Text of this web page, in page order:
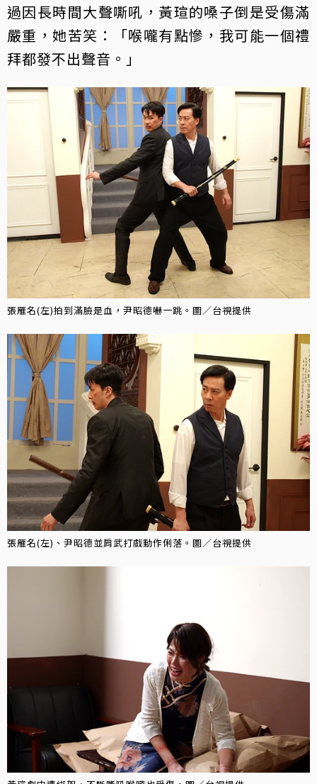
過因長時間大聲嘶吼，黃瑄的嗓子倒是受傷滿
嚴重，她苦笑：「喉嚨有點慘，我可能一個禮
拜都發不出聲音。」
張雁名(左)拍到滿臉是血，尹昭德嚇一跳。圖／台視提供
張雁名(左)、尹昭德並肩武打戲動作俐落。圖／台視提供